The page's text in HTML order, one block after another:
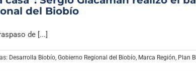
del Biobío
de [...]
Desarrolla Biobío, Gobierno Regional del Biobío, Marca Región, Plan